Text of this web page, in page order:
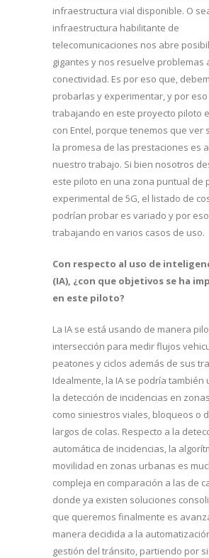
infraestructura vial disponible. O
infraestructura habilitante de
telecomunicaciones nos abre
gigantes y nos resuelve problemas
conectividad. Es por eso que,
probarlas y experimentar, y por
trabajando en este proyecto piloto
con Entel, porque tenemos que ver
la promesa de las prestaciones es
nuestro trabajo. Si bien nosotros
este piloto en una zona puntual de
experimental de 5G, el listado de
podrían probar es variado y por
trabajando en varios casos de uso.
Con respecto al uso de
(IA), ¿con que objetivos se ha
en este piloto?
La IA se está usando de manera
intersección para medir flujos
peatones y ciclos además de sus
Idealmente, la IA se podría también
la detección de incidencias en
como siniestros viales, bloqueos o
largos de colas. Respecto a la
automática de incidencias, la
movilidad en zonas urbanas es
compleja en comparación a las de
donde ya existen soluciones
que queremos finalmente es
manera decidida a la
gestión del tránsito, partiendo por